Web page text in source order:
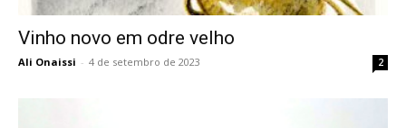
Vinho novo em odre velho
Ali Onaissi - 4 de setembro de 2023 2